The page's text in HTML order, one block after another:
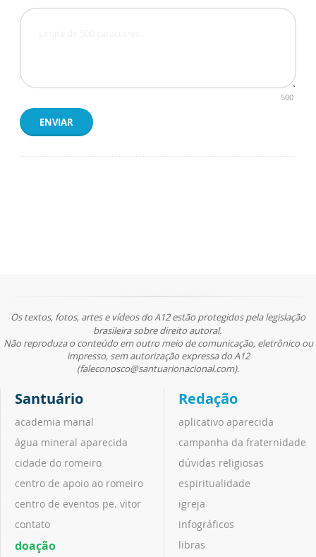
500
ENVIAR
Os textos, fotos, artes e vídeos do A12 estão protegidos pela legislação
brasileira sobre direito autoral.
Não reproduza o conteúdo em outro meio de comunicação, eletrônico ou
impresso, sem autorização expressa do A12
(faleconosco@santuarionacional.com).
Santuário
academia marial
água mineral aparecida
cidade do romeiro
centro de apoio ao romeiro
centro de eventos pe. vitor
contato
doação
Redação
aplicativo aparecida
campanha da fraternidade
dúvidas religiosas
espiritualidade
igreja
infográficos
libras